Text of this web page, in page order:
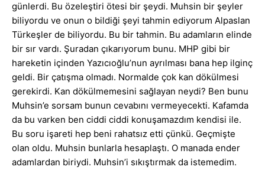
günlerdi. Bu özeleştiri ötesi bir şeydi. Muhsin bir şeyler
biliyordu ve onun o bildiği şeyi tahmin ediyorum Alpaslan
Türkeşler de biliyordu. Bu bir tahmin. Bu adamların elinde
bir sır vardı. Şuradan çıkarıyorum bunu. MHP gibi bir
hareketin içinden Yazıcıoğlu’nun ayrılması bana hep ilginç
geldi. Bir çatışma olmadı. Normalde çok kan dökülmesi
gerekirdi. Kan dökülmemesini sağlayan neydi? Ben bunu
Muhsin’e sorsam bunun cevabını vermeyecekti. Kafamda
da bu varken ben ciddi ciddi konuşamazdım kendisi ile.
Bu soru işareti hep beni rahatsız etti çünkü. Geçmişte
olan oldu. Muhsin bunlarla hesaplaştı. O manada ender
adamlardan biriydi. Muhsin’i sıkıştırmak da istemedim.